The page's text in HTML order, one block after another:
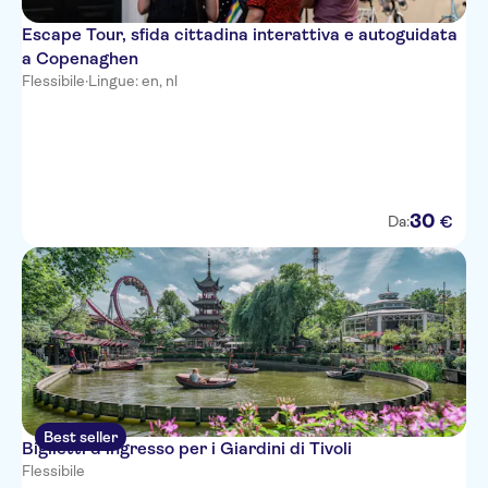
Escape Tour, sfida cittadina interattiva e autoguidata
a Copenaghen
Flessibile·Lingue: en, nl
Da:30 €
Best seller
Biglietti d'ingresso per i Giardini di Tivoli
Flessibile